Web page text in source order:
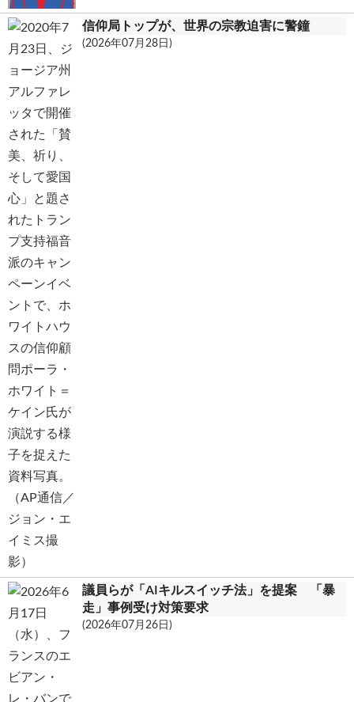
信仰局トップが、世界の宗教迫害に警鐘
(2026年07月28日)
議員らが「AIキルスイッチ法」を提案 「暴
走」事例受け対策要求
(2026年07月26日)